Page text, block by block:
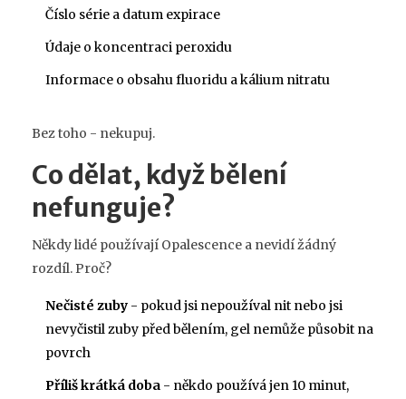
Číslo série a datum expirace
Údaje o koncentraci peroxidu
Informace o obsahu fluoridu a kálium nitratu
Bez toho - nekupuj.
Co dělat, když bělení
nefunguje?
Někdy lidé používají Opalescence a nevidí žádný
rozdíl. Proč?
Nečisté zuby - pokud jsi nepoužíval nit nebo jsi
nevyčistil zuby před bělením, gel nemůže působit na
povrch
Příliš krátká doba - někdo používá jen 10 minut,